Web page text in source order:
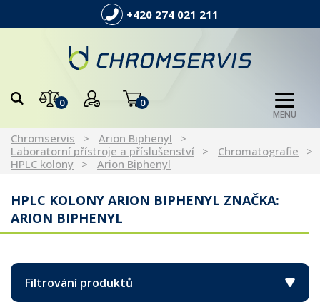
+420 274 021 211
0 0
MENU
Chromservis
Arion Biphenyl
Laboratorní přístroje a příslušenství
Chromatografie
HPLC kolony
Arion Biphenyl
HPLC KOLONY ARION BIPHENYL ZNAČKA:
ARION BIPHENYL
Filtrování produktů